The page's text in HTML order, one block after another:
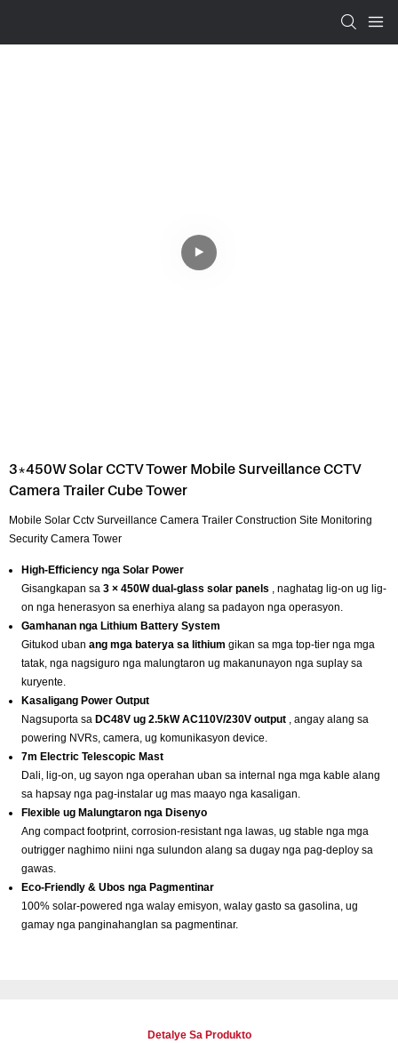
3*450W Solar CCTV Tower Mobile Surveillance CCTV
Camera Trailer Cube Tower
Mobile Solar Cctv Surveillance Camera Trailer Construction Site Monitoring
Security Camera Tower
High-Efficiency nga Solar Power
Gisangkapan sa3 × 450W dual-glass solar panels , naghatag lig-on ug lig-
on nga henerasyon sa enerhiya alang sa padayon nga operasyon.
Gamhanan nga Lithium Battery System
Gitukod ubanang mga baterya sa lithium gikan sa mga top-tier nga mga
tatak, nga nagsiguro nga malungtaron ug makanunayon nga suplay sa
kuryente.
Kasaligang Power Output
Nagsuporta sa DC48V ug 2.5kW AC110V/230V output , angay alang sa
powering NVRs, camera, ug komunikasyon device.
7m Electric Telescopic Mast
Dali, lig-on, ug sayon ​​nga operahan uban sa internal nga mga kable alang
sa hapsay nga pag-instalar ug mas maayo nga kasaligan.
Flexible ug Malungtaron nga Disenyo
Ang compact footprint, corrosion-resistant nga lawas, ug stable nga mga
outrigger naghimo niini nga sulundon alang sa dugay nga pag-deploy sa
gawas.
Eco-Friendly & Ubos nga Pagmentinar
100% solar-powered nga walay emisyon, walay gasto sa gasolina, ug
gamay nga panginahanglan sa pagmentinar.
Detalye Sa Produkto